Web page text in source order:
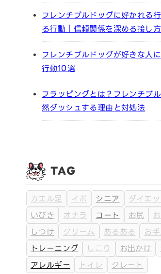
フレンチブルドッグに好かれる
る行動｜信頼関係を深める接し方
フレンチブルドッグが好きな人
行動10選
フラッピングとは？フレンチブ
然ダッシュする理由と対処法
TAG
カエル足 イボ シニア
ダイエッ
いびき
オナラ コート お尻
しつけ
クリーム あるある
お
トレーニング
しこり お出かけ
アレルギー
トイレ クレート